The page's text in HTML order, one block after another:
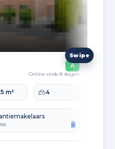
A
Online sinds 8 dagen
m² Slaapkamers
4